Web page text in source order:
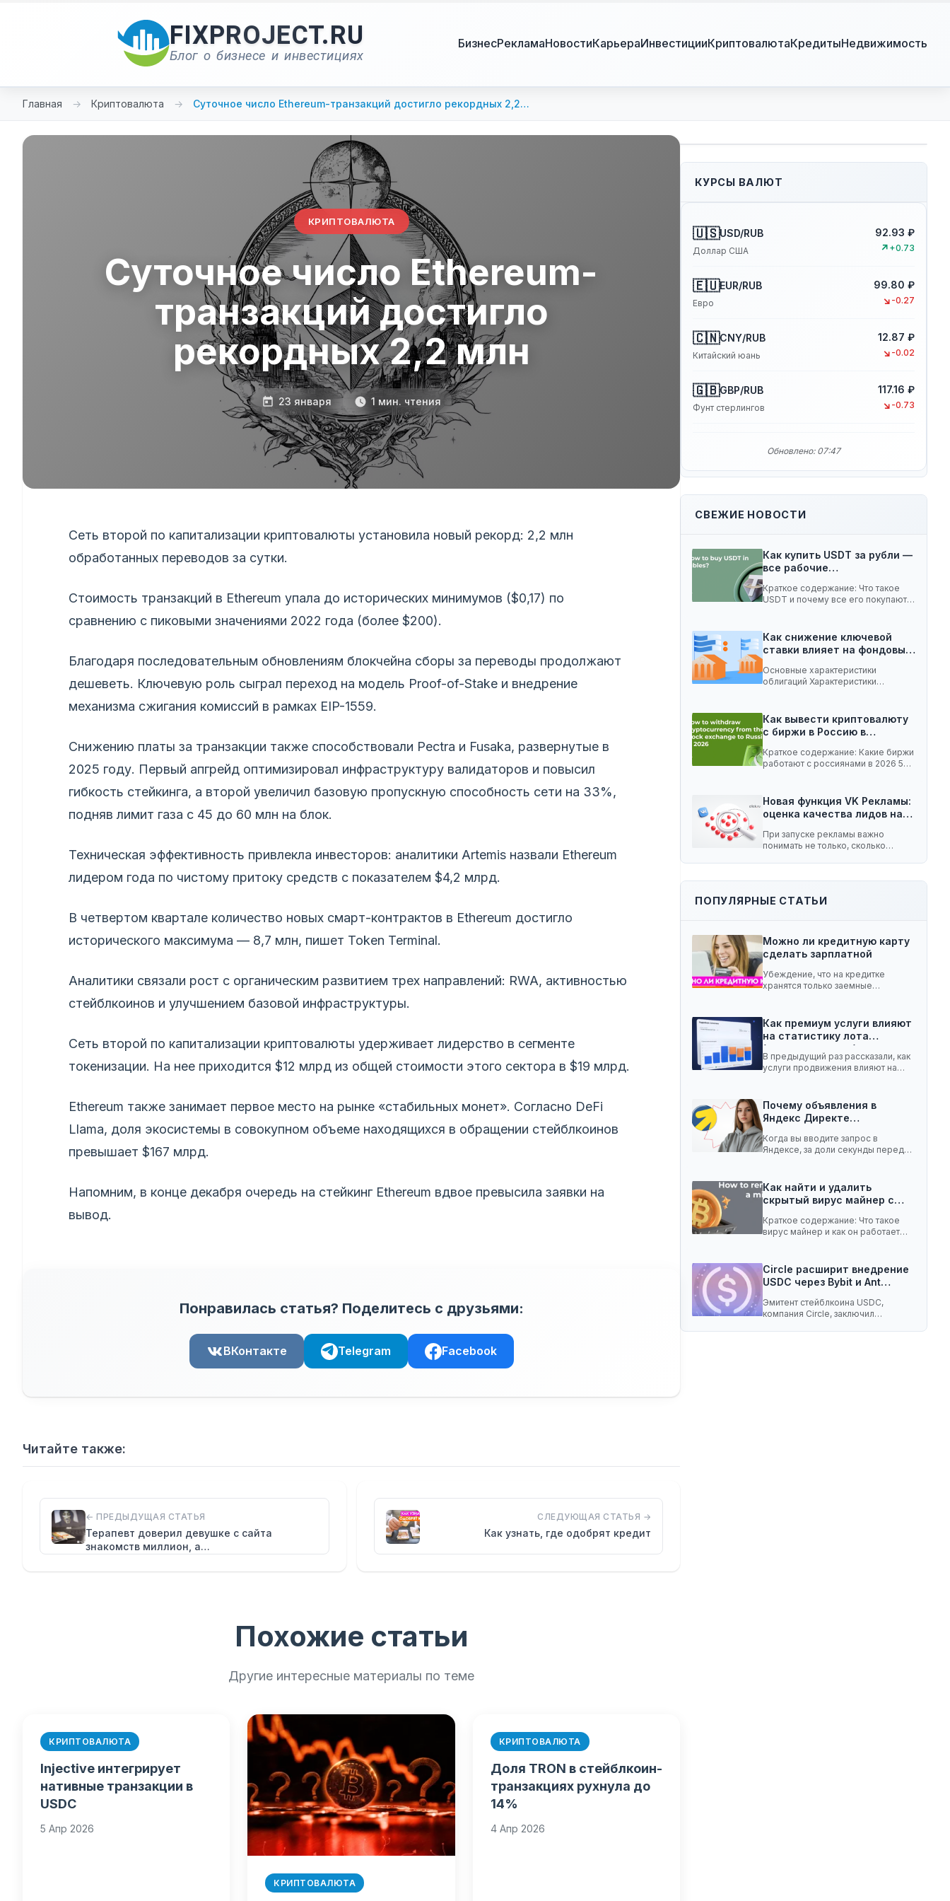
FIXPROJECT.RU
Блог о бизнесе и инвестициях
БизнесРекламаНовостиКарьераИнвестицииКриптовалютаКредитыНедвижимость
Главная → Криптовалюта → Суточное число Ethereum-транзакций достигло рекордных 2,2…
КРИПТОВАЛЮТА
Суточное число Ethereum-
транзакций достигло
рекордных 2,2 млн
23 января 1 мин. чтения
Сеть второй по капитализации криптовалюты установила новый рекорд: 2,2 млн
обработанных переводов за сутки.
Стоимость транзакций в Ethereum упала до исторических минимумов ($0,17) по
сравнению с пиковыми значениями 2022 года (более $200).
Благодаря последовательным обновлениям блокчейна сборы за переводы продолжают
дешеветь. Ключевую роль сыграл переход на модель Proof-of-Stake и внедрение
механизма сжигания комиссий в рамках EIP-1559.
Снижению платы за транзакции также способствовали Pectra и Fusaka, развернутые в
2025 году. Первый апгрейд оптимизировал инфраструктуру валидаторов и повысил
гибкость стейкинга, а второй увеличил базовую пропускную способность сети на 33%,
подняв лимит газа с 45 до 60 млн на блок.
Техническая эффективность привлекла инвесторов: аналитики Artemis назвали Ethereum
лидером года по чистому притоку средств с показателем $4,2 млрд.
В четвертом квартале количество новых смарт-контрактов в Ethereum достигло
исторического максимума — 8,7 млн, пишет Token Terminal.
Аналитики связали рост с органическим развитием трех направлений: RWA, активностью
стейблкоинов и улучшением базовой инфраструктуры.
Сеть второй по капитализации криптовалюты удерживает лидерство в сегменте
токенизации. На нее приходится $12 млрд из общей стоимости этого сектора в $19 млрд.
Ethereum также занимает первое место на рынке «стабильных монет». Согласно DeFi
Llama, доля экосистемы в совокупном объеме находящихся в обращении стейблкоинов
превышает $167 млрд.
Напомним, в конце декабря очередь на стейкинг Ethereum вдвое превысила заявки на
вывод.
Понравилась статья? Поделитесь с друзьями:
ВКонтакте Telegram Facebook
Читайте также:
← ПРЕДЫДУЩАЯ СТАТЬЯ
Терапевт доверил девушке с сайта
знакомств миллион, а…
СЛЕДУЮЩАЯ СТАТЬЯ →
Как узнать, где одобрят кредит
Похожие статьи
Другие интересные материалы по теме
КРИПТОВАЛЮТА
Injective интегрирует
нативные транзакции в
USDC
5 Апр 2026
КРИПТОВАЛЮТА
КРИПТОВАЛЮТА
Доля TRON в стейблкоин-
транзакциях рухнула до
14%
4 Апр 2026
КУРСЫ ВАЛЮТ
🇺🇸USD/RUB
Доллар США
92.93 ₽
↗ +0.73
🇪🇺EUR/RUB
Евро
99.80 ₽
↘ -0.27
🇨🇳CNY/RUB
Китайский юань
12.87 ₽
↘ -0.02
🇬🇧GBP/RUB
Фунт стерлингов
117.16 ₽
↘ -0.73
Обновлено: 07:47
СВЕЖИЕ НОВОСТИ
Как купить USDT за рубли —
все рабочие…
Краткое содержание: Что такое
USDT и почему все его покупают 5
Как снижение ключевой
ставки влияет на фондовый
Основные характеристики
облигаций Характеристики
ключевой…
Как вывести криптовалюту
с биржи в Россию в…
Краткое содержание: Какие биржи
работают с россиянами в 2026 5
Новая функция VK Рекламы:
оценка качества лидов на…
При запуске рекламы важно
понимать не только, сколько
ПОПУЛЯРНЫЕ СТАТЬИ
Можно ли кредитную карту
сделать зарплатной
Убеждение, что на кредитке
хранятся только заемные
Как премиум услуги влияют
на статистику лота
(телеграм-канал)
В предыдущий раз рассказали, как
услуги продвижения влияют на
Почему объявления в
Яндекс Директе
Когда вы вводите запрос в
Яндексе, за доли секунды перед
Как найти и удалить
скрытый вирус майнер с…
Краткое содержание: Что такое
вирус майнер и как он работает
Circle расширит внедрение
USDC через Bybit и Ant…
Эмитент стейблкоина USDC,
компания Circle, заключил